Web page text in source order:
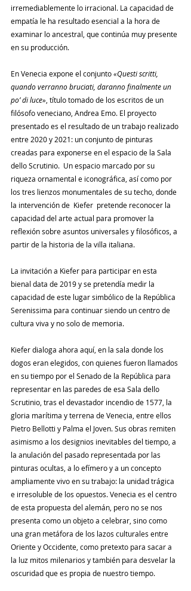
irremediablemente lo irracional. La capacidad de
empatía le ha resultado esencial a la hora de
examinar lo ancestral, que continúa muy presente
en su producción.
En Venecia expone el conjunto «Questi scritti,
quando verranno bruciati, daranno finalmente un
po’ di luce» , título tomado de los escritos de un
filósofo veneciano, Andrea Emo. El proyecto
presentado es el resultado de un trabajo realizado
entre 2020 y 2021: un conjunto de pinturas
creadas para exponerse en el espacio de la Sala
dello Scrutinio.  Un espacio marcado por su
riqueza ornamental e iconográfica, así como por
los tres lienzos monumentales de su techo, donde
la intervención de  Kiefer  pretende reconocer la
capacidad del arte actual para promover la
reflexión sobre asuntos universales y filosóficos, a
partir de la historia de la villa italiana.
La invitación a Kiefer para participar en esta
bienal data de 2019 y se pretendía medir la
capacidad de este lugar simbólico de la República
Serenissima para continuar siendo un centro de
cultura viva y no solo de memoria.
Kiefer dialoga ahora aquí, en la sala donde los
dogos eran elegidos, con quienes fueron llamados
en su tiempo por el Senado de la República para
representar en las paredes de esa Sala dello
Scrutinio, tras el devastador incendio de 1577, la
gloria marítima y terrena de Venecia, entre ellos
Pietro Bellotti y Palma el Joven. Sus obras remiten
asimismo a los designios inevitables del tiempo, a
la anulación del pasado representada por las
pinturas ocultas, a lo efímero y a un concepto
ampliamente vivo en su trabajo: la unidad trágica
e irresoluble de los opuestos. Venecia es el centro
de esta propuesta del alemán, pero no se nos
presenta como un objeto a celebrar, sino como
una gran metáfora de los lazos culturales entre
Oriente y Occidente, como pretexto para sacar a
la luz mitos milenarios y también para desvelar la
oscuridad que es propia de nuestro tiempo.